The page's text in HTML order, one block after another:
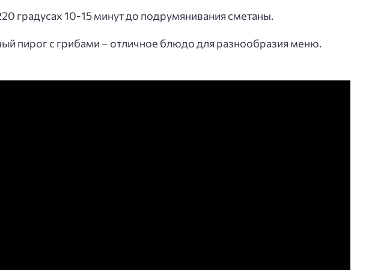
градусах 10-15 минут до подрумянивания сметаны.
пирог с грибами – отличное блюдо для разнообразия меню.